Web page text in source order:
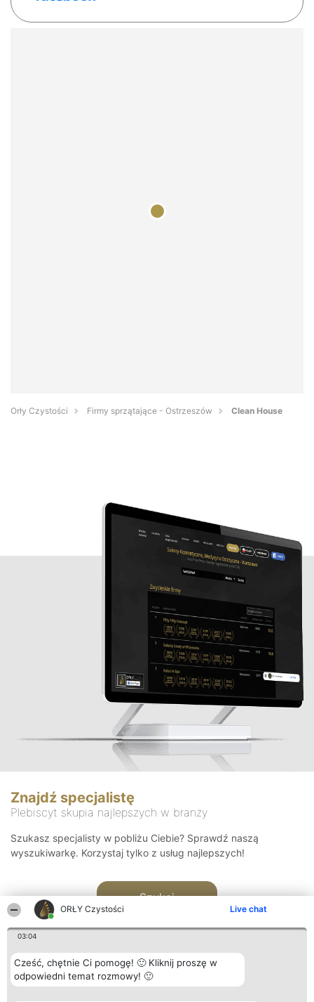
ORŁY Czystości Live chat
03:04
Cześć, chętnie Ci pomogę! 🙂 Kliknij proszę w
odpowiedni temat rozmowy! 🙂
Orły Czystości Firmy sprzątające - Ostrzeszów Clean House
Znajdź specjalistę
Plebiscyt skupia najlepszych w branży
Szukasz specjalisty w pobliżu Ciebie? Sprawdź naszą
wyszukiwarkę. Korzystaj tylko z usług najlepszych!
Szukaj